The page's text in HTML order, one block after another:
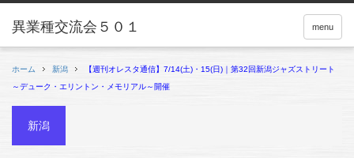
menu
ホーム 新潟
【週刊オレスタ通信】7/14(土)・15(日)｜第32回新潟ジャズストリート
～デューク・エリントン・メモリアル～開催
新潟